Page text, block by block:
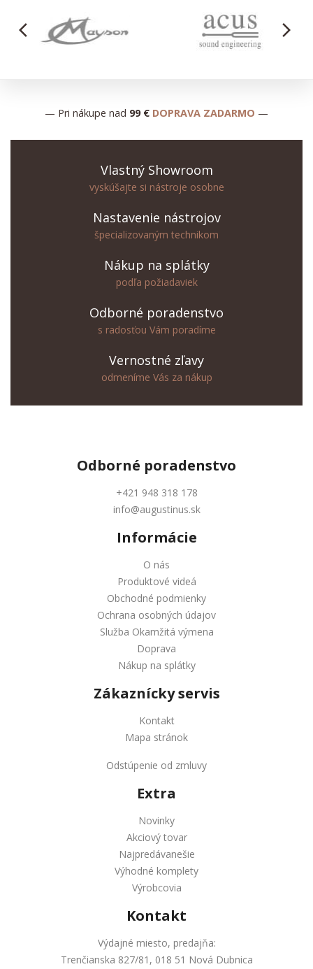
arrow_back_ios arrow_forward_ios
— Pri nákupe nad 99 € DOPRAVA ZADARMO —
Vlastný Showroom
vyskúšajte si nástroje osobne
Nastavenie nástrojov
špecializovaným technikom
Nákup na splátky
podľa požiadaviek
Odborné poradenstvo
s radosťou Vám poradíme
Vernostné zľavy
odmeníme Vás za nákup
Odborné poradenstvo
+421 948 318 178
info@augustinus.sk
Informácie
O nás
Produktové videá
Obchodné podmienky
Ochrana osobných údajov
Služba Okamžitá výmena
Doprava
Nákup na splátky
Zákaznícky servis
Kontakt
Mapa stránok
Odstúpenie od zmluvy
Extra
Novinky
Akciový tovar
Najpredávanešie
Výhodné komplety
Výrobcovia
Kontakt
Výdajné miesto, predajňa:
Trenčianska 827/81, 018 51 Nová Dubnica